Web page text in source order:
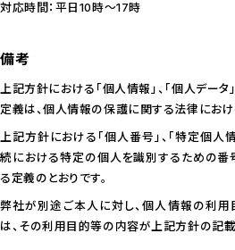
対応時間：平日10時～17時
備考
上記方針における「個人情報」、「個人データ
定義は、個人情報の保護に関する法律におけ
上記方針における「個人番号」、「特定個人
続における特定の個人を識別するための
る定義のとおりです。
弊社が別途ご本人に対し、個人情報の利
は、その利用目的等の内容が上記方針の記載